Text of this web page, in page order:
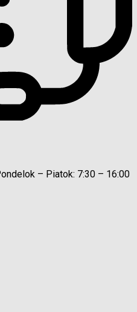
– Piatok: 7:30 – 16:00